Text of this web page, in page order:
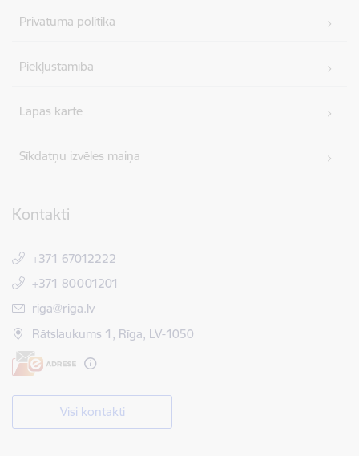
Privātuma politika
Piekļūstamība
Lapas karte
Sīkdatņu izvēles maiņa
Kontakti
+371 67012222
+371 80001201
E-pasts:
riga@riga.lv
Rātslaukums 1, Rīga, LV-1050
Visi kontakti